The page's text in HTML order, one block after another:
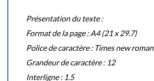
Présentation du texte :
Format de la page : A4 (21 x 29.7)
Police de caractère : Times new roman
Grandeur de caractère : 12
Interligne : 1.5